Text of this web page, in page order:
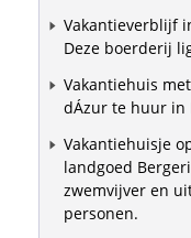
Vakantieverblijf
Deze boerderij
Vakantiehuis
dÁzur te huur in
Vakantiehuisje
landgoed
zwemvijver en
personen.